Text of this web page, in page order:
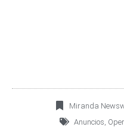
Miranda
Anuncios